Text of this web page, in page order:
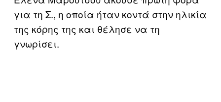
για τη Σ., η οποία ήταν κοντά στην ηλικία
της κόρης της και θέλησε να τη
γνωρίσει.